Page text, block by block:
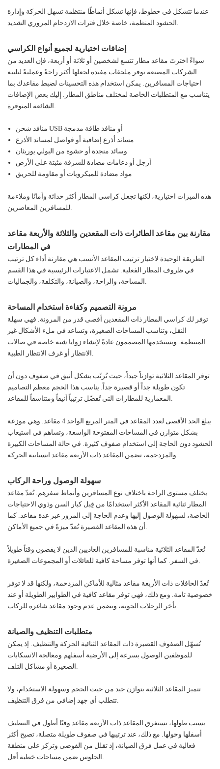
عندما تتشكل في خطوط، فإنها تشكل أنماطًا منتظمة تسهل الحركة وإدارة
إضافات اختيارية لجميع أنواع الكراسي
سواءً اخترتَ مقاعد مطار تتسع لشخصين أو ثلاثة أو أربعة، فإن العديد من
الشركات المصنعة توفر ملحقات مفيدة لجعلها أكثر راحةً وعمليةً لتلبية
احتياجات المسافرين. يمكن استخدام هذه التحسينات لضبط مقاعدك بما
يتناسب مع المتطلبات الخاصة لمختلف مناطق المطار. إليك بعض الإضافات
الشائعة المتوفرة:
منافذ شحن USB أو منافذ طاقة مدمجة
مساند أذرع إضافية أو فواصل لمساند الأذرع
وسائد منجدة أو حشوة من البولي يوريثان
أرجل أو دعامات مضادة للسرقة مثبتة على الأرض
مواد مضادة للميكروبات أو مقاومة للحريق
هذه الميزات اختيارية، لكنها تجعل كراسي المطار أكثر حداثة وأمانًا وملاءمة
مقارنة بين مقاعد الطائرات ذات المقعدين والثلاثة والأربعة مقاعد
في المطارات
الطريقة الوحيدة لاختيار ترتيب المقاعد الأنسب هي مقارنة أداء كل ترتيب
في ظروف المطار الفعلية. تشمل الاعتبارات الرئيسية في هذا القسم
مرونة التصميم وكفاءة استخدام المساحة
توفر لك كراسي المطار ذات المقعدين أقصى قدر من المرونة. فهي سهلة
النقل، وتناسب المساحات الصغيرة، وتساعد في ملء الأشكال غير
المنتظمة. ويستخدمها المصممون عادةً لإنشاء زوايا شبه خاصة في صالات
توفر المقاعد الثلاثية توازناً جيداً، حيث تُرتّب بشكل أنيق في صفوف دون أن
تكون طويلة جداً أو قصيرة جداً. يناسب هذا الحجم معظم التصاميم
يبلغ الحد الأقصى لعدد المقاعد في المتر المربع الواحد 4 مقاعد. وهي موزعة
بشكل متوازن في المساحات المفتوحة الواسعة، وتساهم في استيعاب
الحشود دون الحاجة إلى استخدام صفوف كثيرة. في حالة المساحات الكبيرة
سهولة الوصول وراحة الركاب
يختلف مستوى الراحة باختلاف نوع المسافرين وأنماط سفرهم. تُعدّ مقاعد
المطار ثنائية المقاعد الأكثر استخدامًا من قِبل كبار السن وذوي الاحتياجات
الخاصة، لسهولة الوصول إليها وعدم الحاجة إلى المرور عبر عدة مقاعد. كما
تُعدّ المقاعد الثلاثية مناسبة للمسافرين العاديين الذين لا يقضون وقتاً طويلاً
تُعدّ الحافلات ذات الأربعة مقاعد مثالية للأماكن المزدحمة، ولكنها قد لا توفر
خصوصية تامة. ومع ذلك، فهي توفر مقاعد كافية في الطوابير الطويلة أو عند
متطلبات التنظيف والصيانة
تُسهّل الصفوف القصيرة ذات المقاعد الثنائية الحركة والتنظيف. إذ يمكن
للموظفين الوصول بسرعة إلى الأرضية أسفلهم ومعالجة الانسكابات
تتميز المقاعد الثلاثية بتوازن جيد من حيث الحجم وسهولة الاستخدام، ولا
بسبب طولها، تستغرق المقاعد ذات الأربعة مقاعد وقتًا أطول في التنظيف
أسفلها وحولها. مع ذلك، عند ترتيبها في صفوف طويلة متصلة، تصبح أكثر
فعالية في عمل فرق الصيانة، إذ تقلل من الفوضى وتركز على منطقة